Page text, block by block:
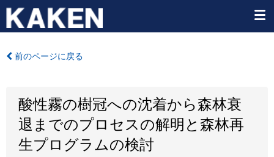
前のページに戻る
酸性霧の樹冠への沈着から森林衰
退までのプロセスの解明と森林再
生プログラムの検討